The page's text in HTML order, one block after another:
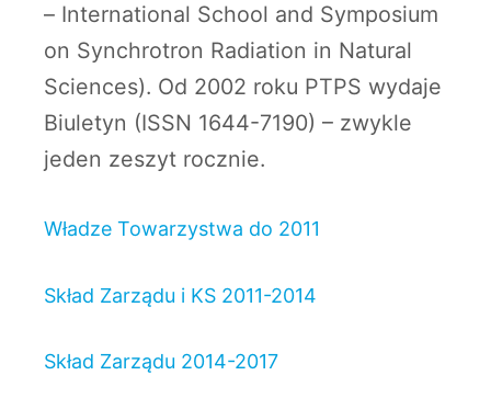
– International School and Symposium
on Synchrotron Radiation in Natural
Sciences). Od 2002 roku PTPS wydaje
Biuletyn (ISSN 1644-7190) – zwykle
jeden zeszyt rocznie.
Władze Towarzystwa do 2011
Skład Zarządu i KS 2011-2014
Skład Zarządu 2014-2017